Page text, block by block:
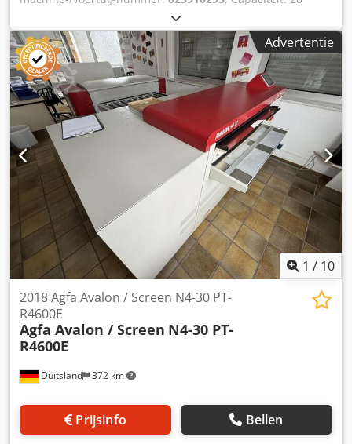
platen / uur Tellerstand: 69'068 platen Formaat (cm): 50x70
Uitrusting / verdere details: Dwjdjrigkhepfx Acdja met
server, Trueflow-software met geïntegreerde plaatstempel
met 40 laserdiodes (afzonderlijk vervangbaar) -Demontage,
verpakking van de machine en beveiliging (verzekering van
de machine tijdens transport) wordt uitgevoerd door de
fabrikant / Heidelberg.
Advertentie
1 / 10
Duitsland 372 km
2018 Agfa Avalon / Screen N4-30 PT-
R4600E
Agfa Avalon / Screen N4-30 PT-
R4600E
Prijsinfo Bellen